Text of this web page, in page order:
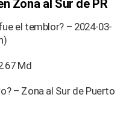
Zona al Sur de PR
el temblor? – 2024-03-
Md
– Zona al Sur de Puerto